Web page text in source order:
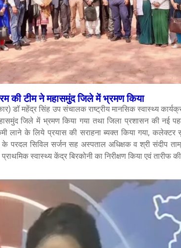
की टीम ने महासमुंद जिले में भ्रमण किया
डॉ महेंद्र सिंह उप संचालक राष्ट्रीय मानसिक स्वास्थ्य
जिले में भ्रमण किया गया तथा जिला प्रशासन की नई
लाने के लिये प्रयास की सराहना ब्यक्त किया गया, कलेक्टर
के परदल सिविल सर्जन सह अस्पताल अधिक्षक व श्री संदीप
स्वास्थ्य केंद्र बिरकोनी का निरीक्षण किया एवं तारीफ